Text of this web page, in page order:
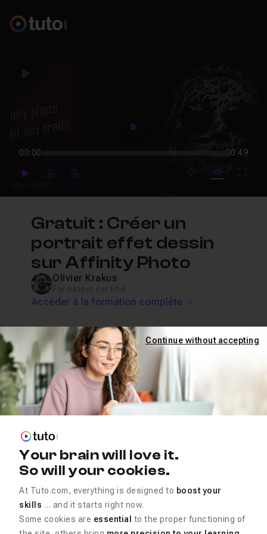
Play
00:00 00:49
PlayForwardForward mute video
Subtitles
Gratuit : Créer un
portrait effet dessin
sur Affinity Photo
Olivier Krakus
Accéder à la formation complète